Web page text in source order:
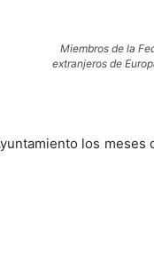
Miembros de la
extranjeros de
los